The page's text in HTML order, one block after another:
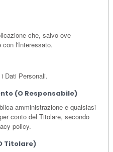
che, salvo ove
l'Interessato.
Dati Personali.
(o Responsabile)
amministrazione e qualsiasi
conto del Titolare, secondo
policy.
Titolare)